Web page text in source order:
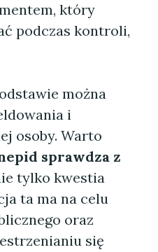
który
podczas kontroli,
można
i
osoby. Warto
sprawdza z
tylko kwestia
ta ma na celu
oraz
się